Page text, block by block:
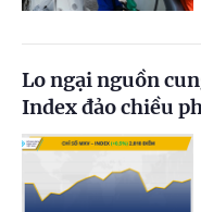
Lo ngại nguồn
Index đảo chiều